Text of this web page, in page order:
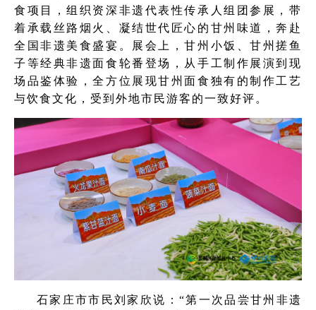
食项目，组织资深非遗代表性传承人组团参展，带
着承载丝路烟火、凝结世代匠心的甘州味道，奔赴
全国非遗美食盛宴。展会上，甘州小饭、甘州搓鱼
子等经典非遗面食轮番登场，从手工制作展演到现
场品鉴体验，全方位展现甘州面食独有的制作工艺
与饮食文化，受到外地市民游客的一致好评。
石家庄市市民刘家欣说：“第一次品尝甘州非遗